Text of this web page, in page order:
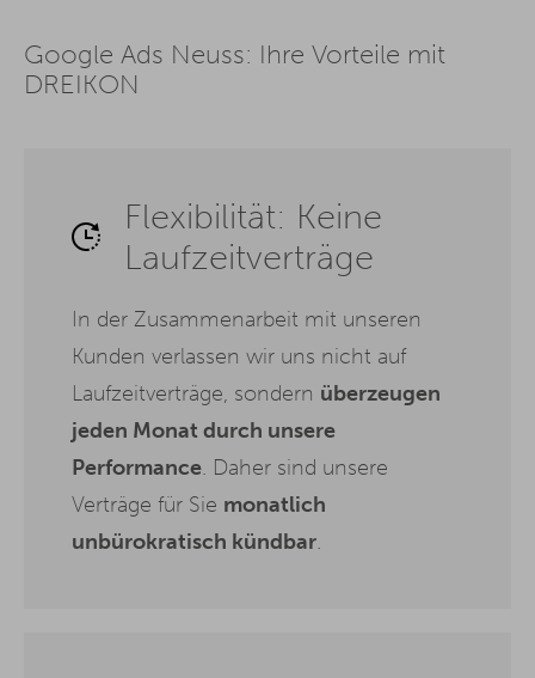
Google Ads Neuss: Ihre Vorteile mit
DREIKON
Flexibilität: Keine
Laufzeitverträge
In der Zusammenarbeit mit unseren
Kunden verlassen wir uns nicht auf
Laufzeitverträge, sondern überzeugen
jeden Monat durch unsere
Performance. Daher sind unsere
Verträge für Sie monatlich
unbürokratisch kündbar.